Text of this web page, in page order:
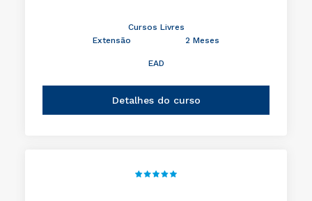
Cursos Livres
Extensão
2 Meses
EAD
Detalhes do curso